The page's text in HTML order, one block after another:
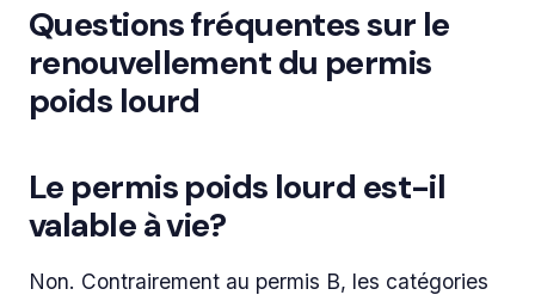
Questions fréquentes sur le
renouvellement du permis
poids lourd
Le permis poids lourd est-il
valable à vie?
Non. Contrairement au permis B, les catégories